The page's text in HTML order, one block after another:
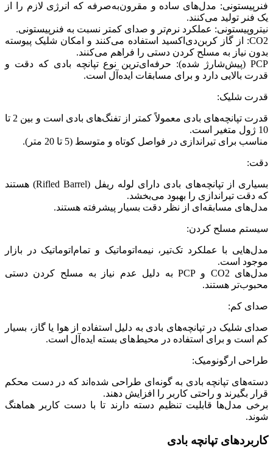
فنرپیستونی: مدل‌های ساده و مقرون‌به‌صرفه که انرژی لازم را از
یک فنر تولید می‌کنند.
نیتروپیستونی: عملکرد نرم‌تر و صدای کمتر نسبت به فنرپیستونی.
CO2: از گاز کربن‌دی‌اکسید استفاده می‌کنند و امکان شلیک پیوسته
بدون نیاز به مسلح کردن دستی را فراهم می‌کنند.
PCP (پیش‌شارژ شده): حرفه‌ای‌ترین نوع تپانچه بادی که دقت و
قدرت بالایی دارد و برای مسابقات ایده‌آل است.
قدرت شلیک:
قدرت تپانچه‌های بادی معمولاً کمتر از تفنگ‌های بادی است و بین 2 تا
10 ژول متغیر است.
مناسب برای تیراندازی در فواصل کوتاه و متوسط (5 تا 20 متر).
دقت:
بسیاری از تپانچه‌های بادی دارای لوله ریفل (Rifled Barrel) هستند
که دقت تیراندازی را بهبود می‌بخشد.
مدل‌های مسابقه‌ای از نظر دقت بسیار پیشرفته هستند.
سیستم مسلح کردن:
مدل‌هایی با عملکرد تک‌تیر، نیمه‌اتوماتیک و تمام‌اتوماتیک در بازار
موجود است.
مدل‌های CO2 و PCP به دلیل عدم نیاز به مسلح کردن دستی
محبوب‌تر هستند.
صدای کم:
صدای شلیک در تپانچه‌های بادی به دلیل استفاده از هوا یا گاز، بسیار
کم است و برای استفاده در محیط‌های بسته ایده‌آل است.
طراحی ارگونومیک:
دسته‌های تپانچه بادی به گونه‌ای طراحی شده‌اند که در دست محکم
قرار بگیرند و راحتی کاربر را افزایش دهند.
برخی مدل‌ها قابلیت تنظیم دسته دارند تا با دست کاربر هماهنگ
شوند.
کاربردهای تپانچه بادی